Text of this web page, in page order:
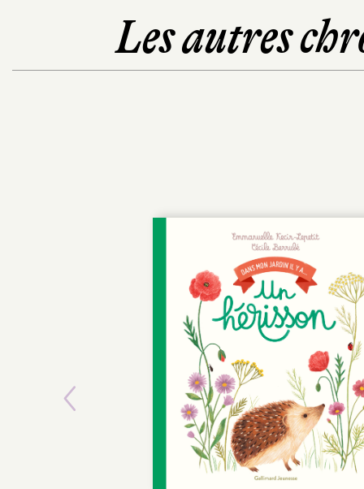
Les autres
Previous